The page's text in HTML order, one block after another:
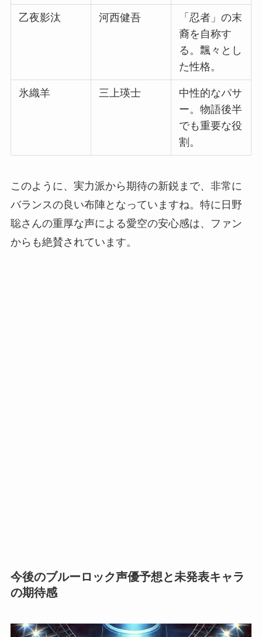
乙夜影汰 河西健吾
「忍者」の末
裔を自称す
る。飄々とし
た性格。
氷織羊 三上瑛士
中性的なパサ
ー。物語後半
でも重要な役
割。
このように、実力派から期待の新鋭まで、非常に
バランスの良い布陣となっていますね。特に日野
聡さんの重厚な声による愛空の安心感は、ファン
からも絶賛されています。
今後のブルーロック声優予想と未発表キャラ
の期待感